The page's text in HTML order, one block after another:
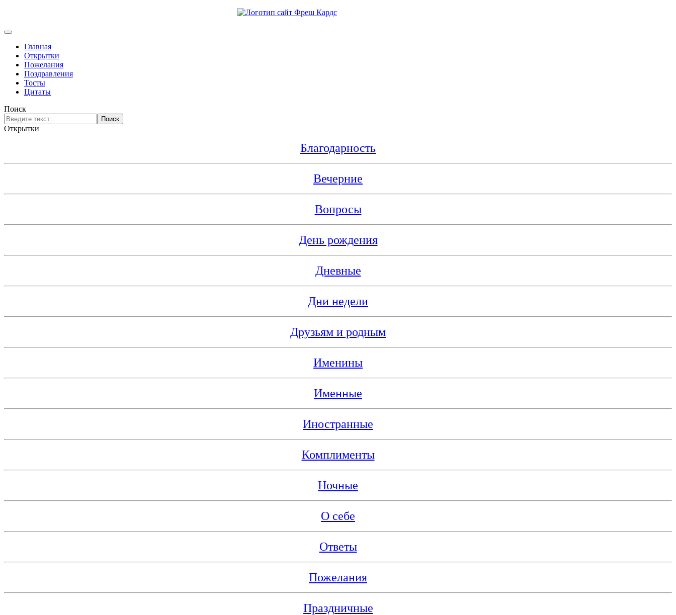
Главная
Открытки
Пожелания
Поздравления
Тосты
Цитаты
Поиск
Поиск
Открытки
Благодарность
Вечерние
Вопросы
День рождения
Дневные
Дни недели
Друзьям и родным
Именины
Именные
Иностранные
Комплименты
Ночные
О себе
Ответы
Пожелания
Праздничные